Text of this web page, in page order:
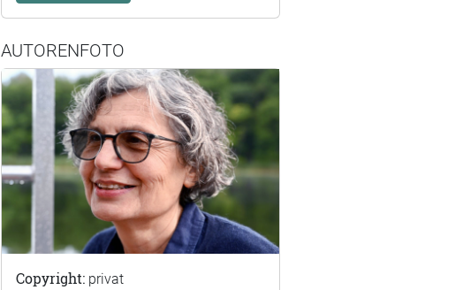
AUTORENFOTO
Copyright: privat